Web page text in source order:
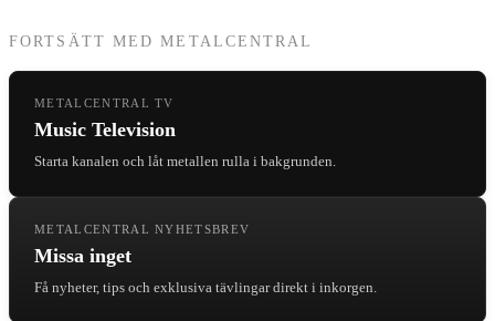
FORTSÄTT MED METALCENTRAL
METALCENTRAL TV
Music Television
Starta kanalen och låt metallen rulla i bakgrunden.
METALCENTRAL NYHETSBREV
Missa inget
Få nyheter, tips och exklusiva tävlingar direkt i inkorgen.